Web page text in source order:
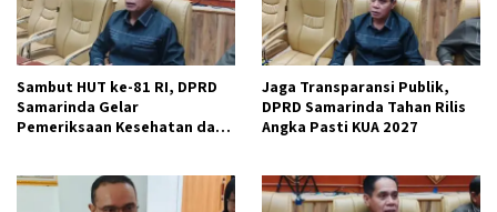
Sambut HUT ke-81 RI, DPRD
Samarinda Gelar
Pemeriksaan Kesehatan dan
Jaga Transparansi Publik,
DPRD Samarinda Tahan Rilis
Angka Pasti KUA 2027